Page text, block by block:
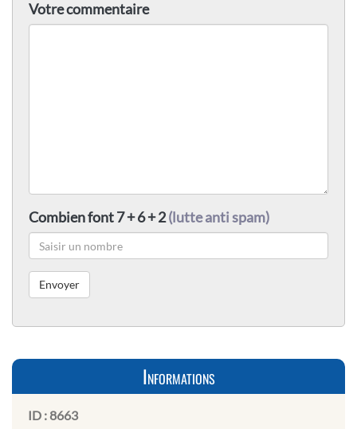
Votre commentaire
Combien font 7 + 6 + 2(lutte anti spam)
Informations
ID :8663